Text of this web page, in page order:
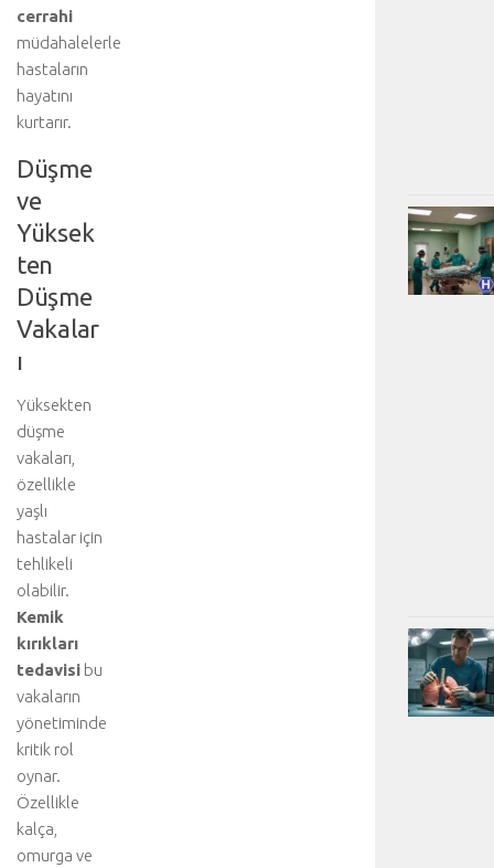
cerrahi
müdahalelerle
hastaların
hayatını
kurtarır.
Düşme
ve
Yüksek
ten
Düşme
Vakalar
ı
Yüksekten
düşme
vakaları,
özellikle
yaşlı
hastalar için
tehlikeli
olabilir.
Kemik
kırıkları
tedavisi bu
vakaların
yönetiminde
kritik rol
oynar.
Özellikle
kalça,
omurga ve